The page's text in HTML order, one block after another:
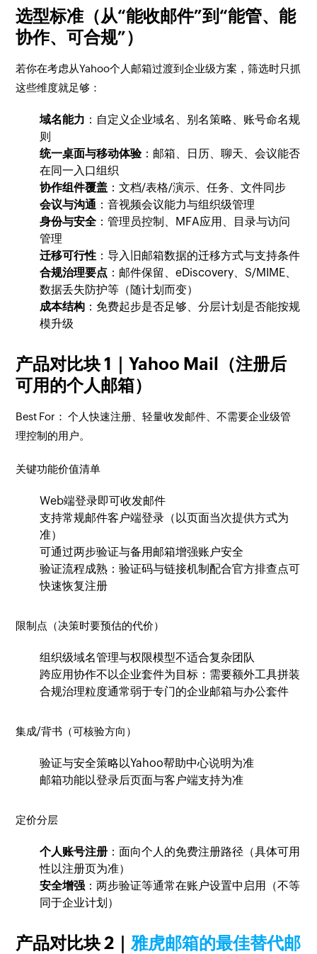
选型标准（从“能收邮件”到“能管、能
协作、可合规”）
若你在考虑从Yahoo个人邮箱过渡到企业级方案，筛选时只抓
这些维度就足够：
域名能力 ：自定义企业域名、别名策略、账号命名规
则
统一桌面与移动体验：邮箱、日历、聊天、会议能否
在同一入口组织
协作组件覆盖 ：文档/表格/演示、任务、文件同步
会议与沟通 ：音视频会议能力与组织级管理
身份与安全 ：管理员控制、MFA应用、目录与访问
管理
迁移可行性 ：导入旧邮箱数据的迁移方式与支持条件
合规治理要点 ：邮件保留、eDiscovery、S/MIME、
数据丢失防护等（随计划而变）
成本结构 ：免费起步是否足够、分层计划是否能按规
模升级
产品对比块 1｜Yahoo Mail（注册后
可用的个人邮箱）
Best For： 个人快速注册、轻量收发邮件、不需要企业级管
理控制的用户。
关键功能价值清单
Web端登录即可收发邮件
支持常规邮件客户端登录（以页面当次提供方式为
准）
可通过两步验证与备用邮箱增强账户安全
验证流程成熟：验证码与链接机制配合官方排查点可
快速恢复注册
限制点（决策时要预估的代价）
组织级域名管理与权限模型不适合复杂团队
跨应用协作不以企业套件为目标：需要额外工具拼装
合规治理粒度通常弱于专门的企业邮箱与办公套件
集成/背书（可核验方向）
验证与安全策略以Yahoo帮助中心说明为准
邮箱功能以登录后页面与客户端支持为准
定价分层
个人账号注册 ：面向个人的免费注册路径（具体可用
性以注册页为准）
安全增强 ：两步验证等通常在账户设置中启用（不等
同于企业计划）
产品对比块 2｜雅虎邮箱的最佳替代邮